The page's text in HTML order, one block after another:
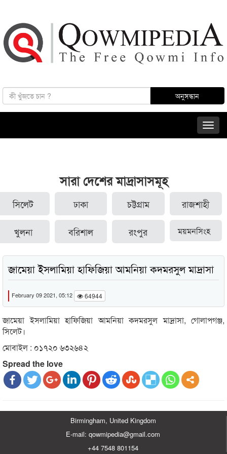
সারা দেশের মাদ্রাসাসমূহ
সিলেট ঢাকা চট্টগ্রাম রাজশাহী
খুলনা বরিশাল রংপুর ময়মনসিংহ
জামেয়া ইসলামিয়া হাফিজিয়া আমনিয়া কদমরসুল মাদ্রাসা
February 09 2021, 05:12 64944
জামেয়া ইসলামিয়া হাফিজিয়া আমনিয়া কদমরসুল মাদ্রাসা, গোলাপগঞ্জ,
সিলেট।
মোবাইল : ০১৭২০ ৬৩২৬৪২
Spread the love
Birmingham, United Kingdom
E-mail: qowmipedia@gmail.com
+44 7548 801154